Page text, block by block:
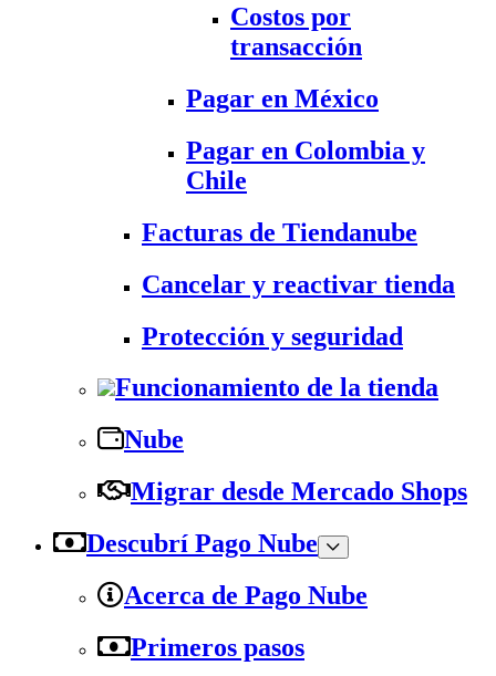
Costos por
transacción
Pagar en México
Pagar en Colombia y
Chile
Facturas de Tiendanube
Cancelar y reactivar tienda
Protección y seguridad
Funcionamiento de la tienda
Nube
Migrar desde Mercado Shops
Descubrí Pago Nube
Acerca de Pago Nube
Primeros pasos